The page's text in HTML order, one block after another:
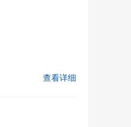
查看详细